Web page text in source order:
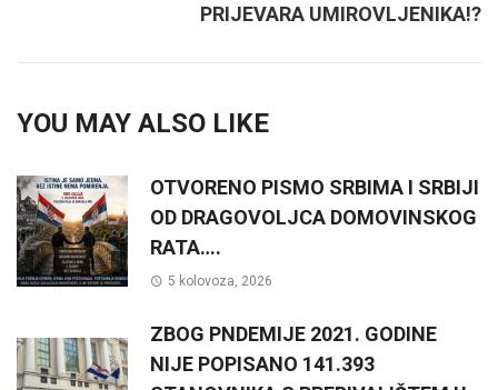
PRIJEVARA UMIROVLJENIKA!?
YOU MAY ALSO LIKE
OTVORENO PISMO SRBIMA I SRBIJI
OD DRAGOVOLJCA DOMOVINSKOG
RATA….
5 kolovoza, 2026
ZBOG PNDEMIJE 2021. GODINE
NIJE POPISANO 141.393